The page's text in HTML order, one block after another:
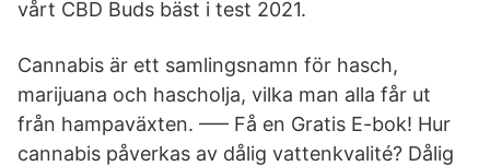
vårt CBD Buds bäst i test 2021.
Cannabis är ett samlingsnamn för hasch,
marijuana och hascholja, vilka man alla får ut
från hampaväxten. —– Få en Gratis E-bok! Hur
cannabis påverkas av dålig vattenkvalité? Dålig